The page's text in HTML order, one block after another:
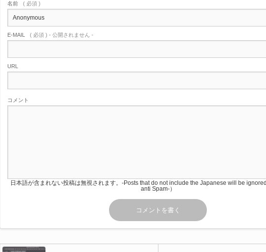
名前 ( 必須 )
E-MAIL ( 必須 ) - 公開されません -
URL
コメント
日本語が含まれない投稿は無視されます。-Posts that do not include the Japanese will be
anti Spam-）